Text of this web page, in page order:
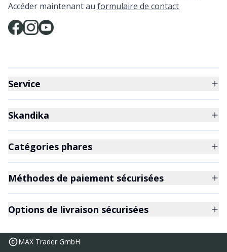
Accéder maintenant au formulaire de contact
Service
Skandika
Catégories phares
Méthodes de paiement sécurisées
Options de livraison sécurisées
MAX Trader GmbH